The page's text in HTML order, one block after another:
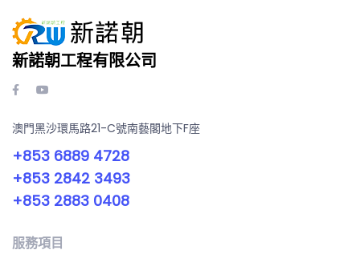
新諾朝工程有限公司
澳門黑沙環馬路21-C號南藝閣地下F座
+853 6889 4728
+853 2842 3493
+853 2883 0408
服務項目